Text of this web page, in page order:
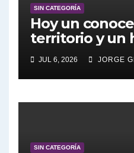
SIN CATEGORÍA
Hoy un
territorio y un
educación , el
ley de
discapacidad,
JUL 6, 2026 JORGE
SIN CATEGORÍA